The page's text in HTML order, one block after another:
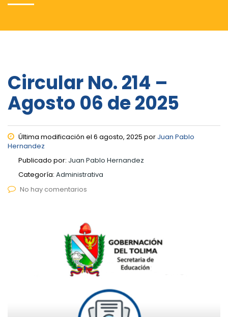
Circular No. 214 –
Agosto 06 de 2025
Última modificación el 6 agosto, 2025 por Juan Pablo
Hernandez
Publicado por: Juan Pablo Hernandez
Categoría: Administrativa
No hay comentarios